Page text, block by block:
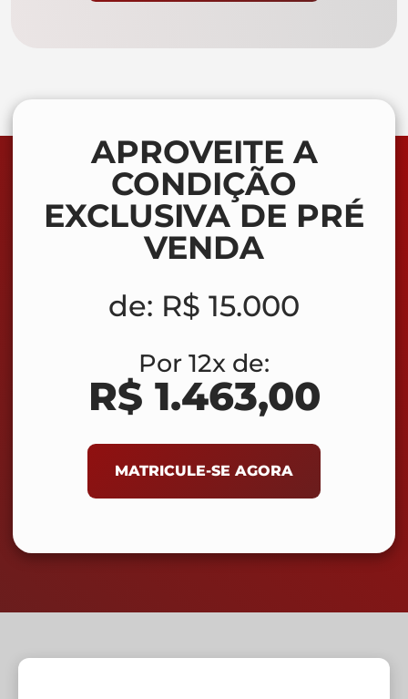
APROVEITE A
CONDIÇÃO
EXCLUSIVA DE PRÉ
VENDA
de: R$ 15.000
Por 12x de:
R$ 1.463,00
MATRICULE-SE AGORA